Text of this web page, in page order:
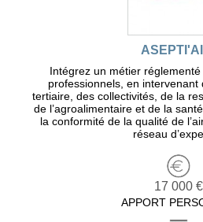
Intégrez un métier
professionnels, en intervenant
tertiaire, des collectivités, de la
de l’agroalimentaire et de la
la conformité de la qualité de
réseau
17 000 €
APPORT